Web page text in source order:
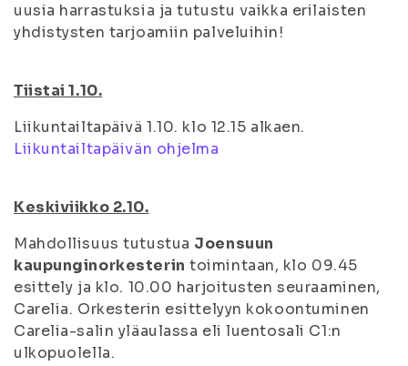
uusia harrastuksia ja tutustu vaikka erilaisten
yhdistysten tarjoamiin palveluihin!
Tiistai 1.10.
Liikuntailtapäivä 1.10. klo 12.15 alkaen.
Liikuntailtapäivän ohjelma
Keskiviikko 2.10.
Mahdollisuus tutustua Joensuun
kaupunginorkesterin toimintaan, klo 09.45
esittely ja klo. 10.00 harjoitusten seuraaminen,
Carelia. Orkesterin esittelyyn kokoontuminen
Carelia-salin yläaulassa eli luentosali C1:n
ulkopuolella.